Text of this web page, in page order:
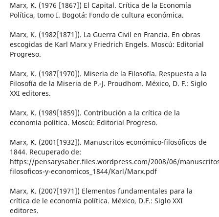
Marx, K. (1976 [1867]) El Capital. Crítica de la Economía
Política, tomo I. Bogotá: Fondo de cultura económica.
Marx, K. (1982[1871]). La Guerra Civil en Francia. En obras
escogidas de Karl Marx y Friedrich Engels. Moscú: Editorial
Progreso.
Marx, K. (1987[1970]). Miseria de la Filosofía. Respuesta a la
Filosofía de la Miseria de P.-J. Proudhom. México, D. F.: Siglo
XXI editores.
Marx, K. (1989[1859]). Contribución a la crítica de la
economía política. Moscú: Editorial Progreso.
Marx, K. (2001[1932]). Manuscritos económico-filosóficos de
1844. Recuperado de:
https://pensarysaber.files.wordpress.com/2008/06/
filosoficos-y-economicos_1844/Karl/Marx.pdf
Marx, K. (2007[1971]) Elementos fundamentales para la
crítica de le economía política. México, D.F.: Siglo XXI
editores.